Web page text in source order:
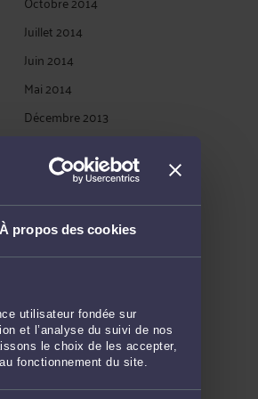
À propos des cookies
utilisateur fondée sur
et l’analyse du suivi de nos
le choix de les accepter,
fonctionnement du site.
Juillet 2014
Juin 2014
Mai 2014
Décembre 2013
Octobre 2013
Septembre 2013
Juillet 2013
Juin 2013
Mars 2013
Février 2013
Janvier 2013